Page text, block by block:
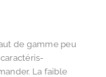
de gamme peu
La faible